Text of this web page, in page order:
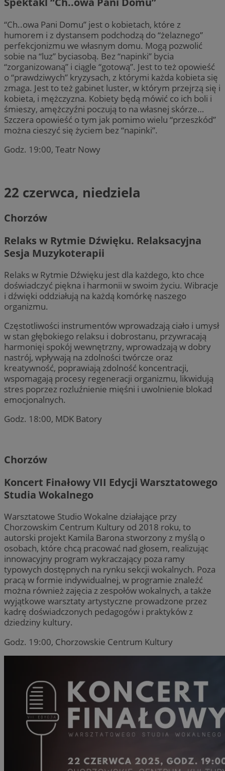
“Ch..owa Pani Domu” jest o kobietach, które z
humorem i z dystansem podchodzą do “żelaznego”
perfekcjonizmu we własnym domu. Mogą pozwolić
sobie na “luz” byciasobą. Bez “napinki” bycia
“zorganizowaną” i ciągle “gotową”. Jest to też opowieść
o “prawdziwych” kryzysach, z którymi każda kobieta się
zmaga. Jest to też gabinet luster, w którym przejrzą się i
kobieta, i mężczyzna. Kobiety będą mówić co ich boli i
śmieszy, amężczyźni poczują to na własnej skórze…
Szczera opowieść o tym jak pomimo wielu “przeszkód”
można cieszyć się życiem bez “napinki”.
Godz. 19:00, Teatr Nowy
22 czerwca, niedziela
Chorzów
Relaks w Rytmie Dźwięku. Relaksacyjna
Sesja Muzykoterapii
Relaks w Rytmie Dźwięku jest dla każdego, kto chce
doświadczyć piękna i harmonii w swoim życiu. Wibracje
i dźwięki oddziałują na każdą komórkę naszego
organizmu.
Częstotliwości instrumentów wprowadzają ciało i umysł
w stan głębokiego relaksu i dobrostanu, przywracają
harmonięi spokój wewnętrzny, wprowadzają w dobry
nastrój, wpływają na zdolności twórcze oraz
kreatywność, poprawiają zdolność koncentracji,
wspomagają procesy regeneracji organizmu, likwidują
stres poprzez rozluźnienie mięśni i uwolnienie blokad
emocjonalnych.
Godz. 18:00, MDK Batory
Chorzów
Koncert Finałowy VII Edycji Warsztatowego
Studia Wokalnego
Warsztatowe Studio Wokalne działające przy
Chorzowskim Centrum Kultury od 2018 roku, to
autorski projekt Kamila Barona stworzony z myślą o
osobach, które chcą pracować nad głosem, realizując
innowacyjny program wykraczający poza ramy
typowych dostępnych na rynku sekcji wokalnych. Poza
pracą w formie indywidualnej, w programie znaleźć
można również zajęcia z zespołów wokalnych, a także
wyjątkowe warsztaty artystyczne prowadzone przez
kadrę doświadczonych pedagogów i praktyków z
dziedziny kultury.
Godz. 19:00, Chorzowskie Centrum Kultury